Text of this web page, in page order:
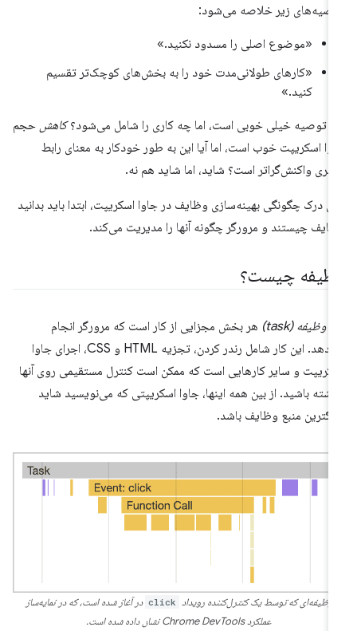
زیر خلاصه می‌شود:
«موضوع اصلی را مسدود نکنید.»
«کارهای طولانی‌مدت خود را به بخش‌های کوچک‌تر تقسیم
کنید.»
توصیه خیلی خوبی است، اما چه کاری را شامل می‌شود؟کاهشحجم
اسکریپت خوب است، اما آیا این به طور خودکار به معنای رابط
واکنش‌گراتر است؟ شاید، اما شاید هم نه.
درک چگونگی بهینه‌سازی وظایف در جاوا اسکریپت، ابتدا باید بدانید
چیستند و مرورگر چگونه آنها را مدیریت می‌کند.
چیست؟
وظیفه (task)
هر بخش مجزایی از کار است که مرورگر انجام
می‌دهد. این کار شامل رندر کردن، تجزیه HTML و CSS، اجرای جاوا
و سایر کارهایی است که ممکن است کنترل مستقیمی روی آنها
باشید. از بین همه اینها، جاوا اسکریپتی که می‌نویسید شاید
منبع وظایف باشد.
وظیفه‌ای که توسط یک کنترل‌کننده رویداد click در آغاز شده است، که در نمایه‌ساز
عملکرد Chrome DevTools نشان داده شده است.